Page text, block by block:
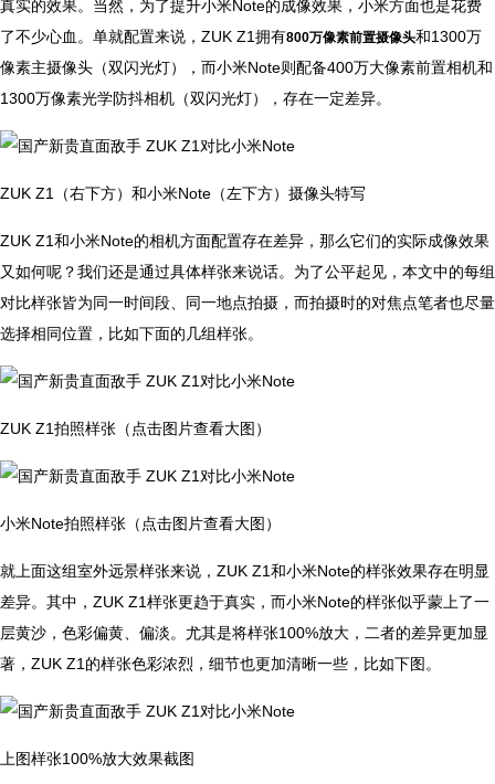
真实的效果。当然，为了提升小米Note的成像效果，小米方面也是花费
了不少心血。单就配置来说，ZUK Z1拥有800万像素前置摄像头和1300万
像素主摄像头（双闪光灯），而小米Note则配备400万大像素前置相机和
1300万像素光学防抖相机（双闪光灯），存在一定差异。
ZUK Z1（右下方）和小米Note（左下方）摄像头特写
ZUK Z1和小米Note的相机方面配置存在差异，那么它们的实际成像效果
又如何呢？我们还是通过具体样张来说话。为了公平起见，本文中的每组
对比样张皆为同一时间段、同一地点拍摄，而拍摄时的对焦点笔者也尽量
选择相同位置，比如下面的几组样张。
ZUK Z1拍照样张（点击图片查看大图）
小米Note拍照样张（点击图片查看大图）
就上面这组室外远景样张来说，ZUK Z1和小米Note的样张效果存在明显
差异。其中，ZUK Z1样张更趋于真实，而小米Note的样张似乎蒙上了一
层黄沙，色彩偏黄、偏淡。尤其是将样张100%放大，二者的差异更加显
著，ZUK Z1的样张色彩浓烈，细节也更加清晰一些，比如下图。
上图样张100%放大效果截图